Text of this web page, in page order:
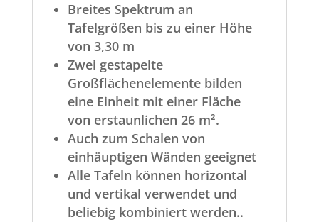
Breites Spektrum an
Tafelgrößen bis zu einer Höhe
von 3,30 m
Zwei gestapelte
Großflächenelemente bilden
eine Einheit mit einer Fläche
von erstaunlichen 26 m².
Auch zum Schalen von
einhäuptigen Wänden geeignet
Alle Tafeln können horizontal
und vertikal verwendet und
beliebig kombiniert werden..